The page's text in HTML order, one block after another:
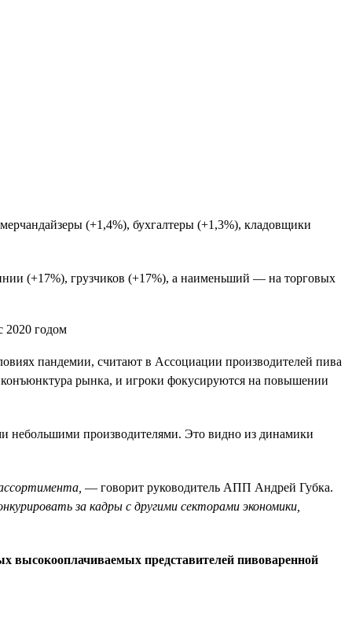
(+1,4%), бухгалтеры (+1,3%), кладовщики
(+17%), грузчиков (+17%), а наименьший — на торговых
пандемии, считают в Ассоциации производителей пива
конъюнктура рынка, и игроки фокусируются на повышении
небольшими производителями. Это видно из динамики
— говорит руководитель АПП Андрей Губка.
за кадры с другими секторами экономики,
высокооплачиваемых представителей пивоваренной